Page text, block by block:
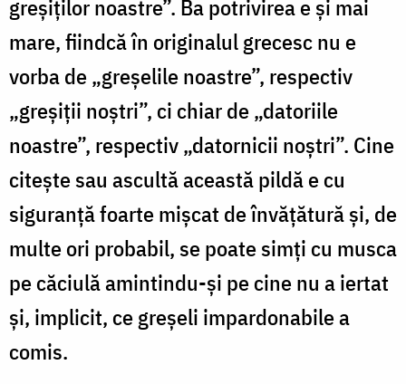
greșiților noastre”. Ba potrivirea e și mai
mare, fiindcă în originalul grecesc nu e
vorba de „greșelile noastre”, respectiv
„greșiții noștri”, ci chiar de „datoriile
noastre”, respectiv „datornicii noștri”. Cine
citește sau ascultă această pildă e cu
siguranță foarte mișcat de învățătură și, de
multe ori probabil, se poate simți cu musca
pe căciulă amintindu-și pe cine nu a iertat
și, implicit, ce greșeli impardonabile a
comis.